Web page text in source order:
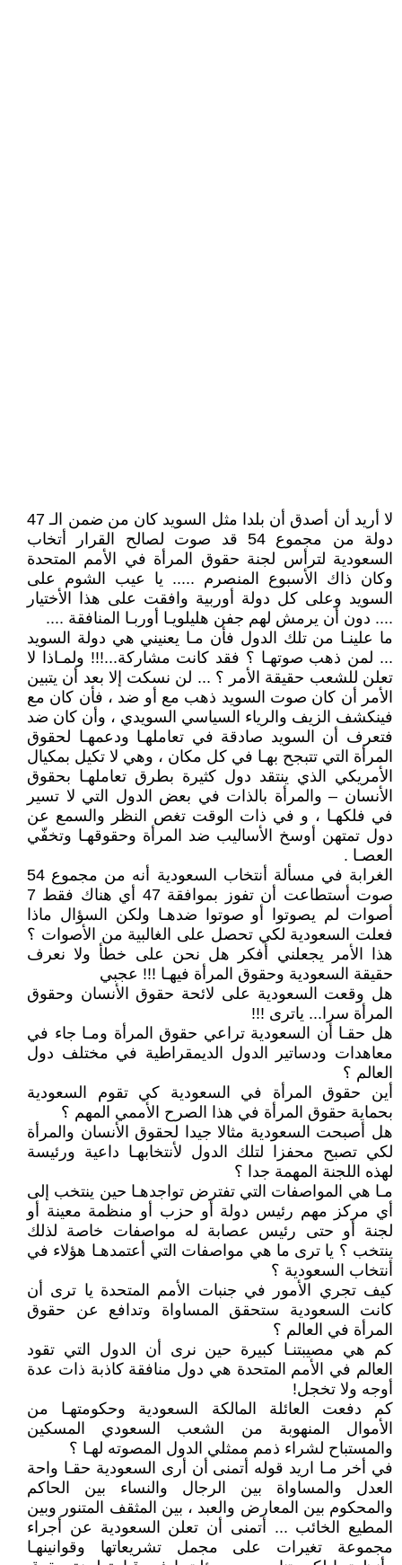
لا أريد أن أصدق أن بلدا مثل السويد كان من ضمن الـ 47
دولة من مجموع 54 قد صوت لصالح القرار أتخاب
السعودية لترأس لجنة حقوق المرأة في الأمم المتحدة
وكان ذاك الأسبوع المنصرم ..... يا عيب الشوم على
السويد وعلى كل دولة أوربية وافقت على هذا الأختيار
.... دون أن يرمش لهم جفن هليلويـا أوربـا المنافقة ....
ما علينـا من تلك الدول فأن مـا يعنيني هي دولة السويد
... لمن ذهب صوتهـا ؟ فقد كانت مشاركة...!!! ولمـاذا لا
تعلن للشعب حقيقة الأمر ؟ ... لن نسكت إلا بعد أن يتبين
الأمر أن كان صوت السويد ذهب مع أو ضد ، فأن كان مع
فينكشف الزيف والرياء السياسي السويدي ، وأن كان ضد
فتعرف أن السويد صادقة في تعاملهـا ودعمهـا لحقوق
المرأة التي تتبجح بهـا في كل مكان ، وهي لا تكيل بمكيال
الأمريكي الذي ينتقد دول كثيرة بطرق تعاملهـا بحقوق
الأنسان – والمرأة بالذات في بعض الدول التي لا تسير
في فلكهـا ، و في ذات الوقت تغص النظر والسمع عن
دول تمتهن أوسخ الأساليب ضد المرأة وحقوقهـا وتخفّي
العصـا .
الغرابة في مسألة أنتخاب السعودية أنه من مجموع 54
صوت أستطاعت أن تفوز بموافقة 47 أي هناك فقط 7
أصوات لم يصوتوا أو صوتوا ضدهـا ولكن السؤال ماذا
فعلت السعودية لكي تحصل على الغالبية من الأصوات ؟
هذا الأمر يجعلني أفكر هل نحن على خطأ ولا نعرف
حقيقة السعودية وحقوق المرأة فيهـا !!! عجبي
هل وقعت السعودية على لائحة حقوق الأنسان وحقوق
المرأة سرا... ياترى !!!
هل حقـا أن السعودية تراعي حقوق المرأة ومـا جاء في
معاهدات ودساتير الدول الديمقراطية في مختلف دول
العالم ؟
أين حقوق المرأة في السعودية كي تقوم السعودية
بحماية حقوق المرأة في هذا الصرح الأممي المهم ؟
هل أصبحت السعودية مثالا جيدا لحقوق الأنسان والمرأة
لكي تصبح محفزا لتلك الدول لأنتخابهـا داعية ورئيسة
لهذه اللجنة المهمة جدا ؟
مـا هي المواصفات التي تفترض تواجدهـا حين ينتخب إلى
أي مركز مهم رئيس دولة أو حزب أو منظمة معينة أو
لجنة أو حتى رئيس عصابة له مواصفات خاصة لذلك
ينتخب ؟ يا ترى ما هي مواصفات التي أعتمدهـا هؤلاء في
أنتخاب السعودية ؟
كيف تجري الأمور في جنبات الأمم المتحدة يا ترى أن
كانت السعودية ستحقق المساواة وتدافع عن حقوق
المرأة في العالم ؟
كم هي مصيبتنـا كبيرة حين نرى أن الدول التي تقود
العالم في الأمم المتحدة هي دول منافقة كاذبة ذات عدة
أوجه ولا تخجل!
كم دفعت العائلة المالكة السعودية وحكومتهـا من
الأموال المنهوبة من الشعب السعودي المسكين
والمستباح لشراء ذمم ممثلي الدول المصوته لهـا ؟
في أخر مـا اريد قوله أتمنى أن أرى السعودية حقـا واحة
العدل والمساواة بين الرجال والنساء بين الحاكم
والمحكوم بين المعارض والعبد ، بين المثقف المتنور وبين
المطيع الخائب ... أتمنى أن تعلن السعودية عن أجراء
مجموعة تغيرات على مجمل تشريعاتها وقوانينهـا